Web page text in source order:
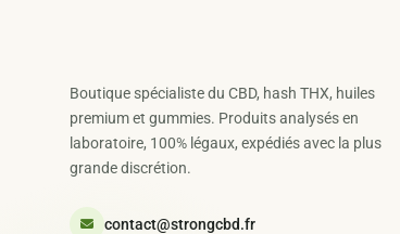
Boutique spécialiste du CBD, hash THX, huiles
premium et gummies. Produits analysés en
laboratoire, 100% légaux, expédiés avec la plus
grande discrétion.
contact@strongcbd.fr